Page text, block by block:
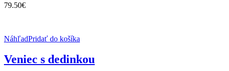
79.50€
NáhľadPridať do košíka
Veniec s dedinkou